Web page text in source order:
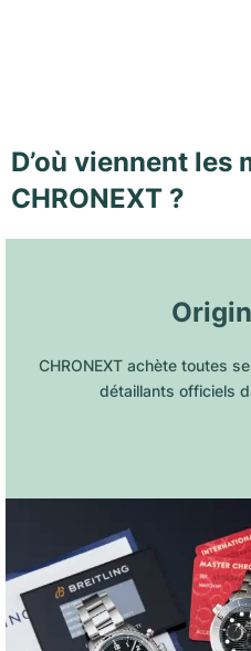
D’où viennent les
CHRONEXT ?
CHRONEXT achète toutes
détaillants officiels